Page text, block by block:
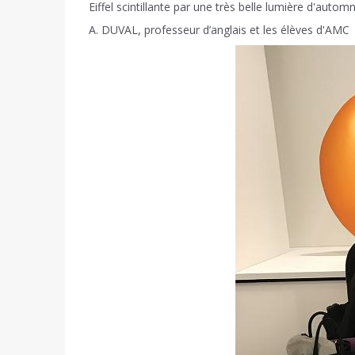
Eiffel scintillante par une très belle lumière
A. DUVAL, professeur d’anglais et les élèves d'AMC